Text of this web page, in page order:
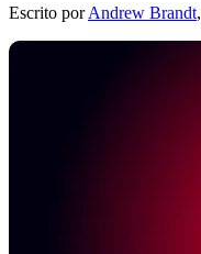
Escrito por Andrew Brandt,